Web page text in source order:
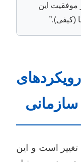
موفقیت این
(کیفی).”
سازمانی
است و این